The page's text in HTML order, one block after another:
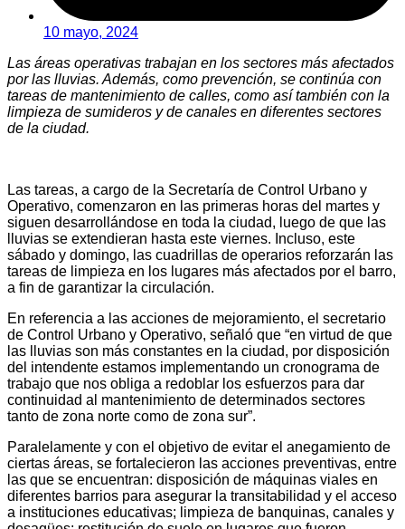
10 mayo, 2024
Las áreas operativas trabajan en los sectores más afectados
por las lluvias. Además, como prevención, se continúa con
tareas de mantenimiento de calles, como así también con la
limpieza de sumideros y de canales en diferentes sectores
de la ciudad.
Las tareas, a cargo de la Secretaría de Control Urbano y
Operativo, comenzaron en las primeras horas del martes y
siguen desarrollándose en toda la ciudad, luego de que las
lluvias se extendieran hasta este viernes. Incluso, este
sábado y domingo, las cuadrillas de operarios reforzarán las
tareas de limpieza en los lugares más afectados por el barro,
a fin de garantizar la circulación.
En referencia a las acciones de mejoramiento, el secretario
de Control Urbano y Operativo, señaló que “en virtud de que
las lluvias son más constantes en la ciudad, por disposición
del intendente estamos implementando un cronograma de
trabajo que nos obliga a redoblar los esfuerzos para dar
continuidad al mantenimiento de determinados sectores
tanto de zona norte como de zona sur”.
Paralelamente y con el objetivo de evitar el anegamiento de
ciertas áreas, se fortalecieron las acciones preventivas, entre
las que se encuentran: disposición de máquinas viales en
diferentes barrios para asegurar la transitabilidad y el acceso
a instituciones educativas; limpieza de banquinas, canales y